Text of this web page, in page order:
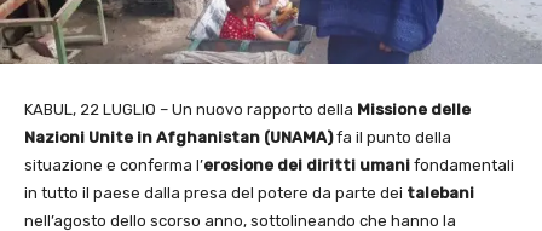
KABUL, 22 LUGLIO – Un nuovo rapporto della Missione delle
Nazioni Unite in Afghanistan (UNAMA)fa il punto della
situazione e conferma l’erosione dei diritti umani fondamentali
in tutto il paese dalla presa del potere da parte dei talebani
nell’agosto dello scorso anno, sottolineando che hanno la